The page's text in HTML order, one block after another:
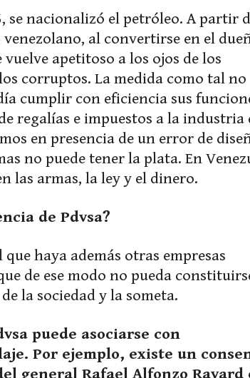
se nacionalizó el petróleo. A partir
al convertirse en el
apetitoso a los ojos de los
corruptos. La medida como tal no
cumplir con eficiencia sus
regalías e impuestos a la industria
en presencia de un error de
no puede tener la plata. En
las armas, la ley y el dinero.
de Pdvsa?
haya además otras empresas
de ese modo no pueda
la sociedad y la someta.
puede asociarse con
Por ejemplo, existe un
general Rafael Alfonzo Ravard